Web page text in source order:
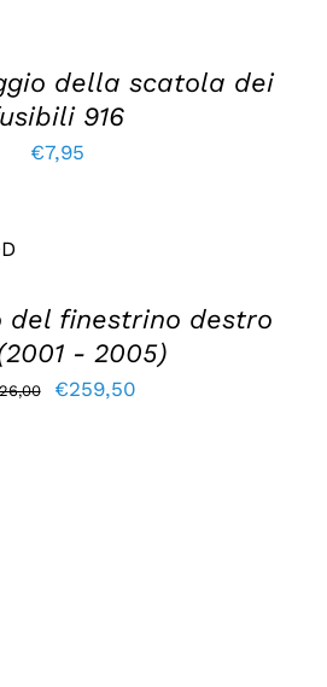
della scatola dei
916
€7,95
del finestrino destro
- 2005)
Il
€259,50Il